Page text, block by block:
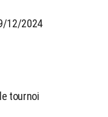
12/2024
tournoi